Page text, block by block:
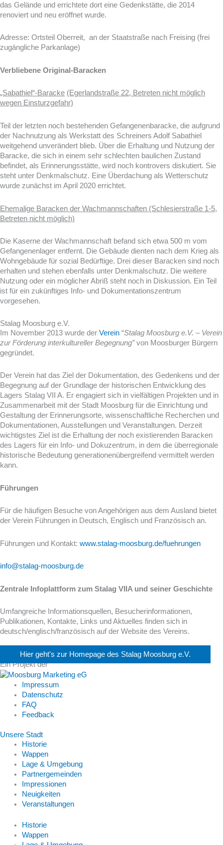
das Gelände und errichtete dort eine Gedenkstätte, die 2014
renoviert und neu eröffnet wurde.
Adresse: Ortsteil Oberreit, an der Staatstraße nach Freising (frei
zugängliche Parkanlage)
Verbliebene Original-Baracken
„Sabathiel“-Baracke (Egerlandstraße 22, Betreten nicht möglich
wegen Einsturzgefahr)
Teil der letzten noch bestehenden Gefangenenbaracke, die aufgrund
der Nachnutzung als Werkstatt des Schreiners Adolf Sabathiel
weitgehend unverändert blieb. Über die Erhaltung und Nutzung der
Baracke, die sich in einem sehr schlechten baulichen Zustand
befindet, als Erinnerungsstätte, wird noch kontrovers diskutiert. Sie
steht unter Denkmalschutz. Eine Überdachung als Wetterschutz
wurde zunächst im April 2020 errichtet.
Ehemalige Baracken der Wachmannschaften (Schlesierstraße 1-5,
Betreten nicht möglich)
Die Kaserne der Wachmannschaft befand sich etwa 500 m vom
Gefangenenlager entfernt. Die Gebäude dienten nach dem Krieg als
Wohngebäude für sozial Bedürftige. Drei dieser Baracken sind noch
erhalten und stehen ebenfalls unter Denkmalschutz. Die weitere
Nutzung oder ein möglicher Abriß steht noch in Diskussion. Ein Teil
ist für ein zukünftiges Info- und Dokumentationszentrum
vorgesehen.
Stalag Moosburg e.V.
Im November 2013 wurde der Verein “Stalag Moosburg e.V. – Verein
zur Förderung interkultureller Begegnung”von Moosburger Bürgern
gegründet.
Der Verein hat das Ziel der Dokumentation, des Gedenkens und der
Begegnung auf der Grundlage der historischen Entwicklung des
Lagers Stalag VII A. Er engagiert sich in vielfältigen Projekten und in
Zusammenarbeit mit der Stadt Moosburg für die Einrichtung und
Gestaltung der Erinnerungsorte, wissenschaftliche Recherchen und
Dokumentationen, Ausstellungen und Veranstaltungen. Derzeit
wichtigstes Ziel ist die Erhaltung der noch existierenden Baracken
des Lagers für ein Info- und Dokuzentrum, in dem die überregionale
historische Bedeutung generationenübergreifend vermittelt werden
kann.
Führungen
Für die häufigen Besuche von Angehörigen aus dem Ausland bietet
der Verein Führungen in Deutsch, Englisch und Französisch an.
Führungen und Kontakt: www.stalag-moosburg.de/fuehrungen
info@stalag-moosburg.de
Zentrale Infoplattform zum Stalag VIIA und seiner Geschichte
Umfangreiche Informationsquellen, Besucherinformationen,
Publikationen, Kontakte, Links und Aktuelles finden sich in
deutsch/englisch/französisch auf der Website des Vereins.
Hier geht's zur Homepage des Stalag Moosburg e.V.
Ein Projekt der
Impressum
Datenschutz
FAQ
Feedback
Unsere Stadt
Historie
Wappen
Lage & Umgebung
Partnergemeinden
Impressionen
Neuigkeiten
Veranstaltungen
Historie
Wappen